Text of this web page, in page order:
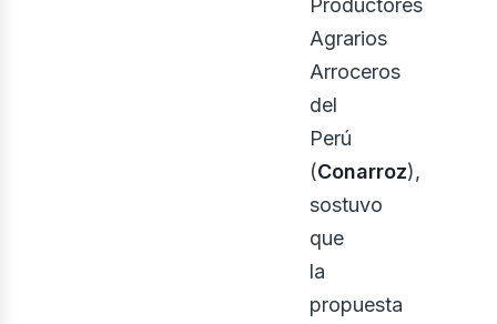
Productores
Agrarios
Arroceros
del
Perú
(Conarroz),
sostuvo
que
la
propuesta